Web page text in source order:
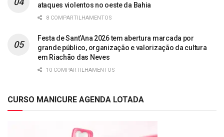
ataques violentos no oeste da Bahia
8 COMPARTILHAMENTOS
Festa de Sant’Ana 2026 tem abertura marcada por
grande público, organização e valorização da cultura
em Riachão das Neves
10 COMPARTILHAMENTOS
CURSO MANICURE AGENDA LOTADA